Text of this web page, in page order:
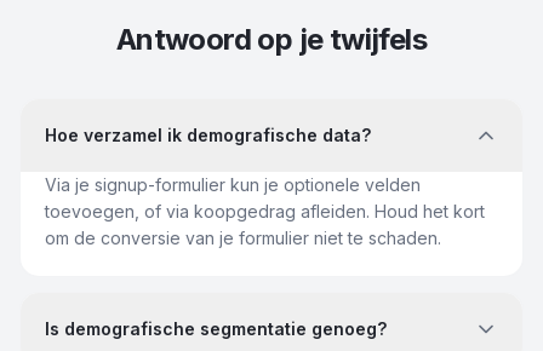
Antwoord op je twijfels
Hoe verzamel ik demografische data?
Via je signup-formulier kun je optionele velden
toevoegen, of via koopgedrag afleiden. Houd het kort
om de conversie van je formulier niet te schaden.
Is demografische segmentatie genoeg?